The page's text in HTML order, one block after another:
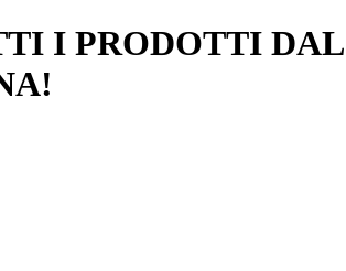
I PRODOTTI